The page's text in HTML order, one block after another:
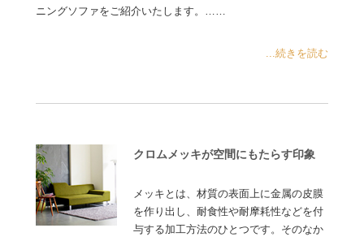
ニングソファをご紹介いたします。……
...続きを読む
クロムメッキが空間にもたらす印象
メッキとは、材質の表面上に金属の皮膜
を作り出し、耐食性や耐摩耗性などを付
与する加工方法のひとつです。そのなか